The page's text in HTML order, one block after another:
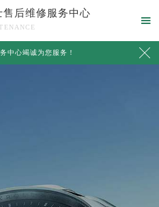
售后维修服务中心

中心竭诚为您服务！ 